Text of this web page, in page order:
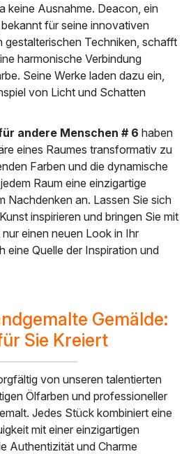
keine Ausnahme. Deacon, ein
für seine innovativen
gestalterischen Techniken, schafft
harmonische Verbindung
Seine Werke laden dazu ein,
von Licht und Schatten
andere Menschen # 6 haben
eines Raumes transformativ zu
Farben und die dynamische
Raum eine einzigartige
Nachdenken an. Lassen Sie sich
inspirieren und bringen Sie mit
einen neuen Look in Ihr
eine Quelle der Inspiration und
Gemälde:
Sie Kreiert
von unseren talentierten
Ölfarben und professioneller
Jedes Stück kombiniert eine
mit einer einzigartigen
Authentizität und Charme